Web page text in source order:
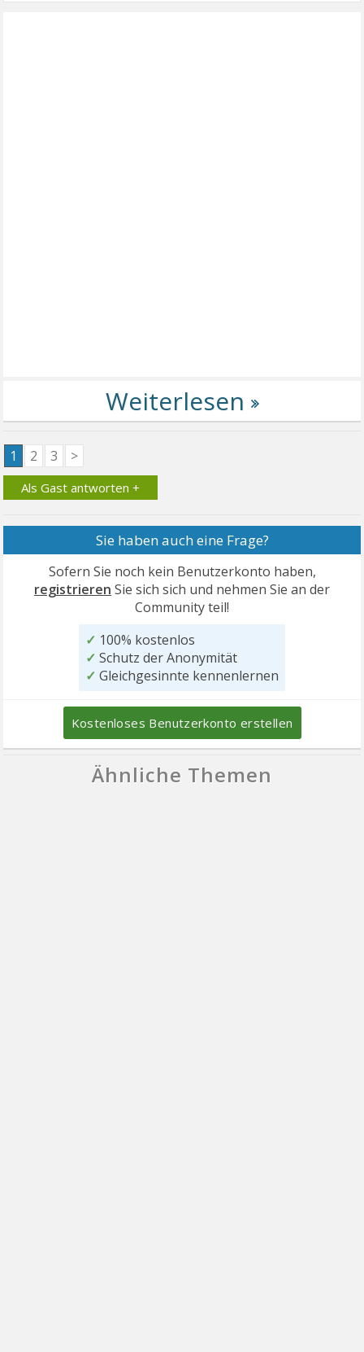
1 2 3 >
Als Gast antworten +
Sie haben auch eine Frage?
Sofern Sie noch kein Benutzerkonto haben,
registrieren Sie sich sich und nehmen Sie an der
Community teil!
✓ 100% kostenlos
✓ Schutz der Anonymität
✓ Gleichgesinnte kennenlernen
Kostenloses Benutzerkonto erstellen
Ähnliche Themen